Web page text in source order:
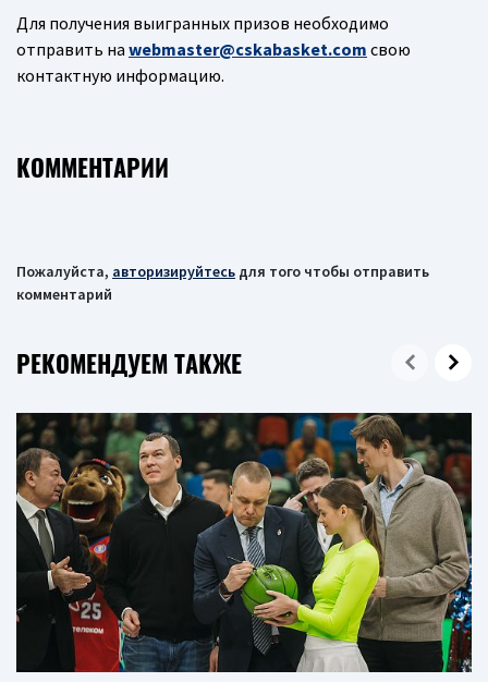
Для получения выигранных призов необходимо
отправить на webmaster@cskabasket.com свою
контактную информацию.
КОММЕНТАРИИ
Пожалуйста, авторизируйтесь для того чтобы отправить
комментарий
РЕКОМЕНДУЕМ ТАКЖЕ